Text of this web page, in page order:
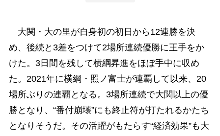
大関・大の里が自身初の初日から12連勝を決
め、後続と3差をつけて2場所連続優勝に王手をか
けた。3日間を残して横綱昇進をほぼ手中に収め
た。2021年に横綱・照ノ富士が連覇して以来、20
場所ぶりの連覇となる。3場所連続で大関以上の優
勝となり、“番付崩壊”にも終止符が打たれるかたち
となりそうだ。その活躍がもたらす“経済効果”も大